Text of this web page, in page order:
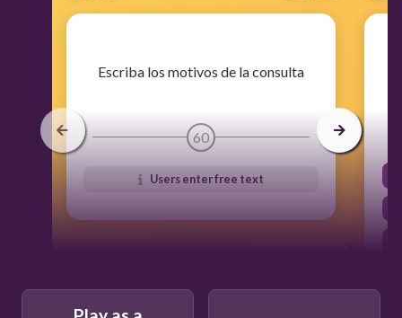
​Escriba los motivos de la consulta
60
Users enter free text